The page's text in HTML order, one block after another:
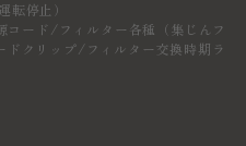
転停止）
ード/フィルター各種（集じんフ
クリップ/フィルター交換時期ラ